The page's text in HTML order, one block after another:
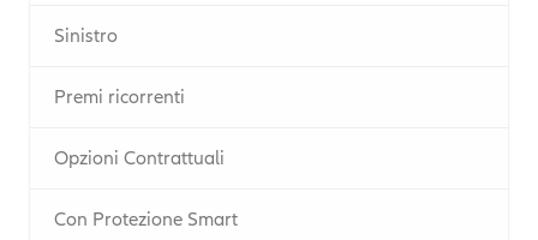
Sinistro
Premi ricorrenti
Opzioni Contrattuali
Con Protezione Smart